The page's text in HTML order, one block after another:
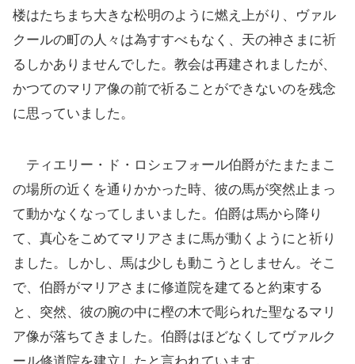
楼はたちまち大きな松明のように燃え上がり、ヴァル
クールの町の人々は為すすべもなく、天の神さまに祈
るしかありませんでした。教会は再建されましたが、
かつてのマリア像の前で祈ることができないのを残念
に思っていました。
ティエリー・ド・ロシェフォール伯爵がたまたまこ
の場所の近くを通りかかった時、彼の馬が突然止まっ
て動かなくなってしまいました。伯爵は馬から降り
て、真心をこめてマリアさまに馬が動くようにと祈り
ました。しかし、馬は少しも動こうとしません。そこ
で、伯爵がマリアさまに修道院を建てると約束する
と、突然、彼の腕の中に樫の木で彫られた聖なるマリ
ア像が落ちてきました。伯爵はほどなくしてヴァルク